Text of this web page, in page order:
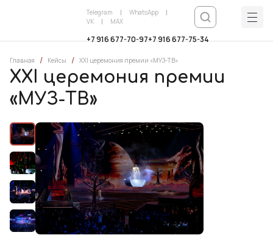
Telegram
WhatsApp
VK
MAX
+7 916 677-70-97+7 916 677-75-34
Главная / Кейсы / XXI церемония премии «МУЗ-ТВ»
XXI церемония премии
«МУЗ-ТВ»